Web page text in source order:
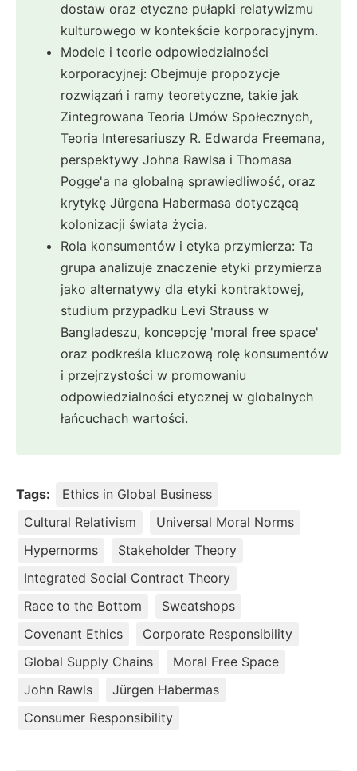
dostaw oraz etyczne pułapki relatywizmu
kulturowego w kontekście korporacyjnym.
Modele i teorie odpowiedzialności
korporacyjnej: Obejmuje propozycje
rozwiązań i ramy teoretyczne, takie jak
Zintegrowana Teoria Umów Społecznych,
Teoria Interesariuszy R. Edwarda Freemana,
perspektywy Johna Rawlsa i Thomasa
Pogge'a na globalną sprawiedliwość, oraz
krytykę Jürgena Habermasa dotyczącą
kolonizacji świata życia.
Rola konsumentów i etyka przymierza: Ta
grupa analizuje znaczenie etyki przymierza
jako alternatywy dla etyki kontraktowej,
studium przypadku Levi Strauss w
Bangladeszu, koncepcję 'moral free space'
oraz podkreśla kluczową rolę konsumentów
i przejrzystości w promowaniu
odpowiedzialności etycznej w globalnych
łańcuchach wartości.
Tags:
Ethics in Global Business
Cultural Relativism
Universal Moral Norms
Hypernorms
Stakeholder Theory
Integrated Social Contract Theory
Race to the Bottom
Sweatshops
Covenant Ethics
Corporate Responsibility
Global Supply Chains
Moral Free Space
John Rawls
Jürgen Habermas
Consumer Responsibility